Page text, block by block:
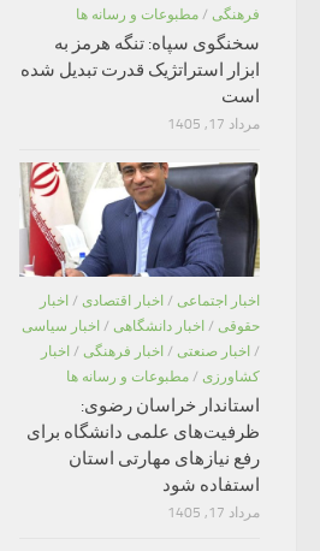
فرهنگی / مطبوعات و رسانه ها
سخنگوی سپاه: تنگه هرمز به
ابزار استراتژیک قدرت تبدیل شده
است
مرداد 17, 1405
اخبار اجتماعی / اخبار اقتصادی / اخبار
حقوقی / اخبار دانشگاهی / اخبار سیاسی
/ اخبار صنعتی / اخبار فرهنگی / اخبار
کشاورزی / مطبوعات و رسانه ها
استاندار خراسان رضوی:
ظرفیت‌های علمی دانشگاه برای
رفع نیازهای مهارتی استان
استفاده شود
مرداد 17, 1405